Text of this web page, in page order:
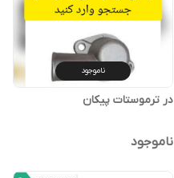
ناموجود
در ترموستات پیکان
ناموجود